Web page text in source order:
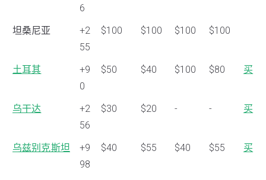
6
坦桑尼亚
+2
55
$100 $100 $100 $100
土耳其
+9
0
$50 $40 $100 $80 买
乌干达
+2
56
$30 $20 - - 买
乌兹别克斯坦
+9
98
$40 $55 $40 $55 买